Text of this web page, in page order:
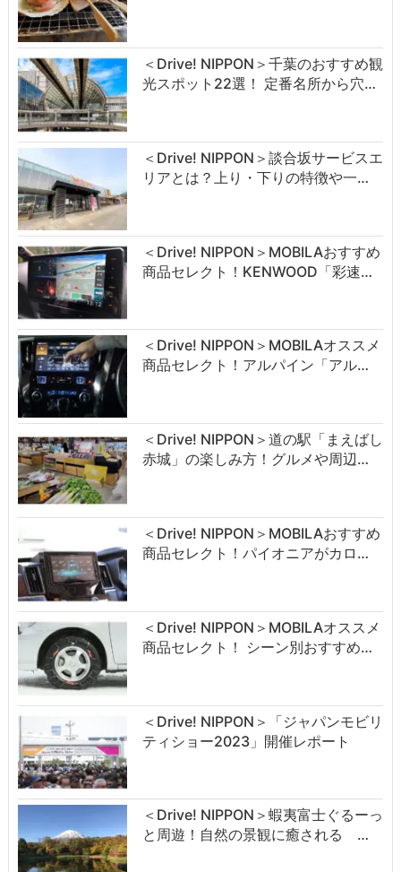
＜Drive! NIPPON＞千葉のおすすめ観
光スポット22選！ 定番名所から穴…
＜Drive! NIPPON＞談合坂サービスエ
リアとは？上り・下りの特徴や一…
＜Drive! NIPPON＞MOBILAおすすめ
商品セレクト！KENWOOD「彩速…
＜Drive! NIPPON＞MOBILAオススメ
商品セレクト！アルパイン「アル…
＜Drive! NIPPON＞道の駅「まえばし
赤城」の楽しみ方！グルメや周辺…
＜Drive! NIPPON＞MOBILAおすすめ
商品セレクト！パイオニアがカロ…
＜Drive! NIPPON＞MOBILAオススメ
商品セレクト！ シーン別おすすめ…
＜Drive! NIPPON＞「ジャパンモビリ
ティショー2023」開催レポート
＜Drive! NIPPON＞蝦夷富士ぐるーっ
と周遊！自然の景観に癒される …